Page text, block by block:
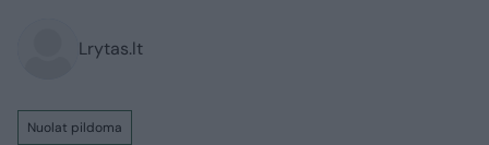
Lrytas.lt
Nuolat pildoma